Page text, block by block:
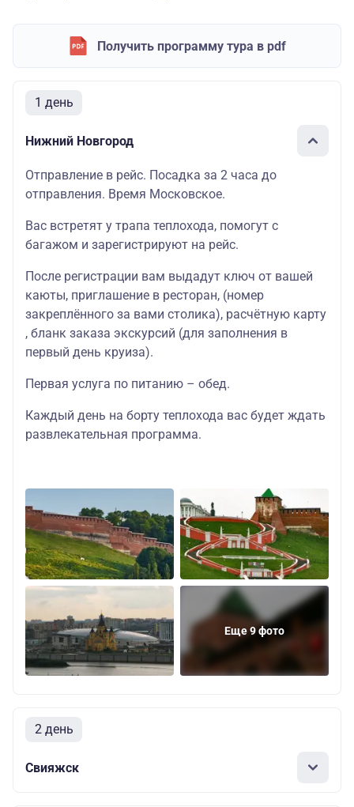
Получить программу тура в pdf
1 день
Нижний Новгород
Отправление в рейс. Посадка за 2 часа до
отправления. Время Московское.
Вас встретят у трапа теплохода, помогут с
багажом и зарегистрируют на рейс.
После регистрации вам выдадут ключ от вашей
каюты, приглашение в ресторан, (номер
закреплённого за вами столика), расчётную карту
, бланк заказа экскурсий (для заполнения в
первый день круиза).
Первая услуга по питанию – обед.
Каждый день на борту теплохода вас будет ждать
развлекательная программа.
Еще 9 фото
2 день
Свияжск